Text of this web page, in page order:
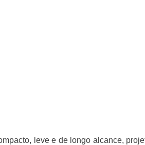
leve e de longo alcance,